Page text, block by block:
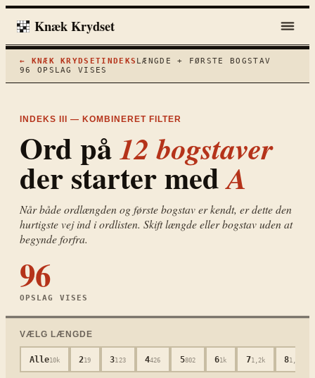
Knæk Krydset
← KNÆK KRYDSETINDEKS LÆNGDE + FØRSTE BOGSTAV
96
OPSLAG VISES
INDEKS III — KOMBINERET FILTER
Ord på12 bogstaver
der starter medA
Når både ordlængden og første bogstav er kendt, er dette den
hurtigste vej ind i ordlisten. Skift længde eller bogstav uden at
begynde forfra.
96
OPSLAG VISES
VÆLG LÆNGDE
Alle10k 219 3123 4426 5802 61k 71,2k 81,3k